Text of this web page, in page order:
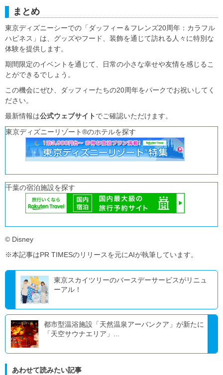
まとめ
東京ディズニーシーでの「ダッフィー＆フレンズ20周年：カラフル
ハピネス」は、グッズやフード、装飾を通じて訪れる人々に特別な
体験を提供します。
期間限定のイベントを通じて、日常の小さな幸せや友情を感じるこ
とができるでしょう。
この機会にぜひ、ダッフィーたちの20周年をパークでお祝いしてく
ださい。
最新情報は公式ウェブサイト でご確認いただけます。
東京ディズニーリゾート®のホテルを探す
千葉の宿泊施設を探す
© Disney
※本記事はPR TIMESのリリースを元にAIが執筆しています。
東京スカイツリーのバースデーサービスがリニュ
ーアル！
都市型温浴施設「天然温泉アーバンクア」が新たに
「天空サウナエリア」...
あわせて読みたい記事